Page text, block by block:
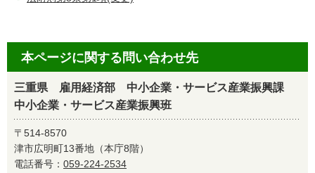
本ページに関する問い合わせ先
三重県 雇用経済部 中小企業・サービス産業振興課
中小企業・サービス産業振興班
〒514-8570
津市広明町13番地（本庁8階）
電話番号： 059-224-2534